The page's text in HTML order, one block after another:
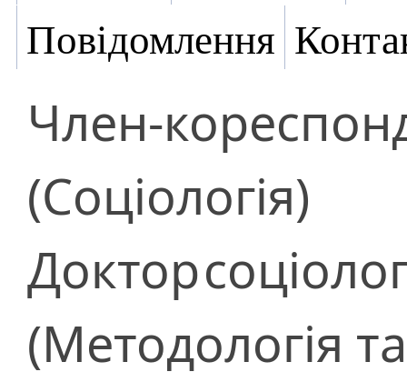
Повідомлення
Член-
(Соціологія)
Доктор
(Методологія